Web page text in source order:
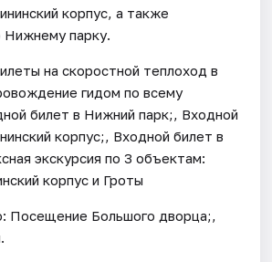
корпус, а также
Нижнему парку.
на скоростной теплоход в
гидом по всему
билет в Нижний парк;, Входной
корпус;, Входной билет в
экскурсия по 3 объектам:
корпус и Гроты
Посещение Большого дворца;,